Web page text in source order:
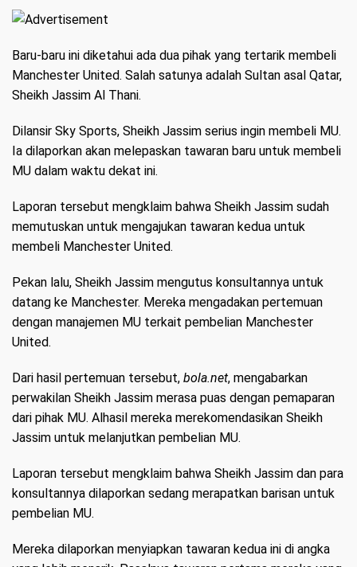
Baru-baru ini diketahui ada dua pihak yang tertarik membeli
Manchester United. Salah satunya adalah Sultan asal Qatar,
Sheikh Jassim Al Thani.
Dilansir Sky Sports, Sheikh Jassim serius ingin membeli MU.
Ia dilaporkan akan melepaskan tawaran baru untuk membeli
MU dalam waktu dekat ini.
Laporan tersebut mengklaim bahwa Sheikh Jassim sudah
memutuskan untuk mengajukan tawaran kedua untuk
membeli Manchester United.
Pekan lalu, Sheikh Jassim mengutus konsultannya untuk
datang ke Manchester. Mereka mengadakan pertemuan
dengan manajemen MU terkait pembelian Manchester
United.
Dari hasil pertemuan tersebut, bola.net, mengabarkan
perwakilan Sheikh Jassim merasa puas dengan pemaparan
dari pihak MU. Alhasil mereka merekomendasikan Sheikh
Jassim untuk melanjutkan pembelian MU.
Laporan tersebut mengklaim bahwa Sheikh Jassim dan para
konsultannya dilaporkan sedang merapatkan barisan untuk
pembelian MU.
Mereka dilaporkan menyiapkan tawaran kedua ini di angka